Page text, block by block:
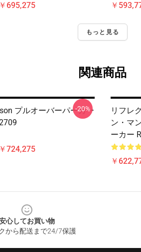
695,275 ￥
もっと見る
関連商品
プルオーバーパーカー
724,275
-20%
リフレ
ン・マ
ーカー
￥
心してお買い物
から配送まで24/7保護